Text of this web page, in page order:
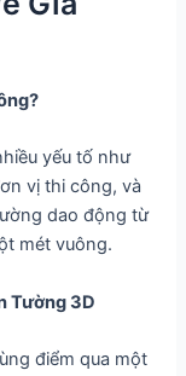
yếu tố như
vị thi công, và
dao động từ
mét vuông.
Tường 3D
điểm qua một